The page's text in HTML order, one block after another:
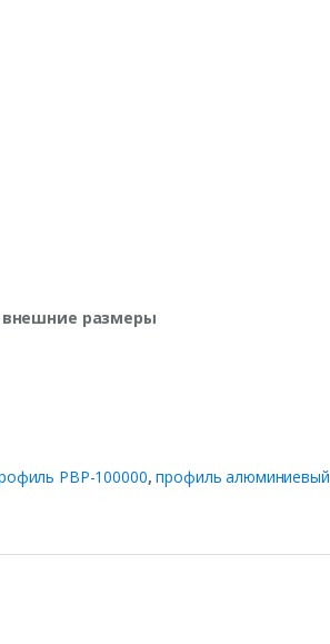
внешние размеры
PBP-100000,профиль алюминиевый